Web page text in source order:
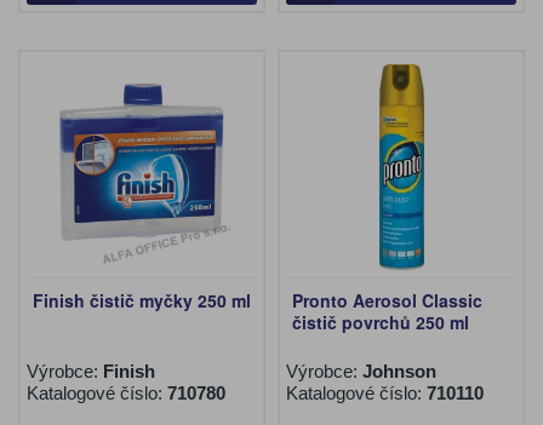
Finish čistič myčky 250 ml
Výrobce: Finish
Katalogové číslo: 710780
Pronto Aerosol Classic
čistič povrchů 250 ml
Výrobce: Johnson
Katalogové číslo: 710110